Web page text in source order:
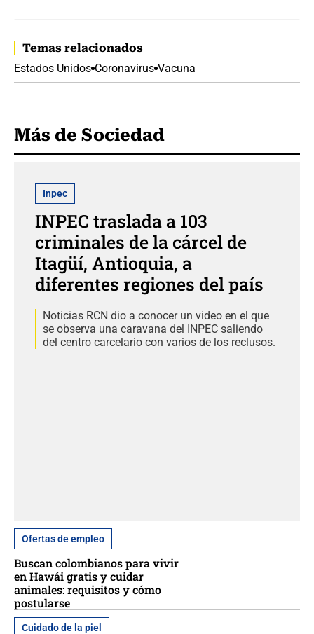
Temas relacionados
Estados Unidos Coronavirus Vacuna
Más de Sociedad
Inpec
INPEC traslada a 103
criminales de la cárcel de
Itagüí, Antioquia, a
diferentes regiones del país
Noticias RCN dio a conocer un video en el que
se observa una caravana del INPEC saliendo
del centro carcelario con varios de los reclusos.
Ofertas de empleo
Buscan colombianos para vivir
en Hawái gratis y cuidar
animales: requisitos y cómo
postularse
Cuidado de la piel